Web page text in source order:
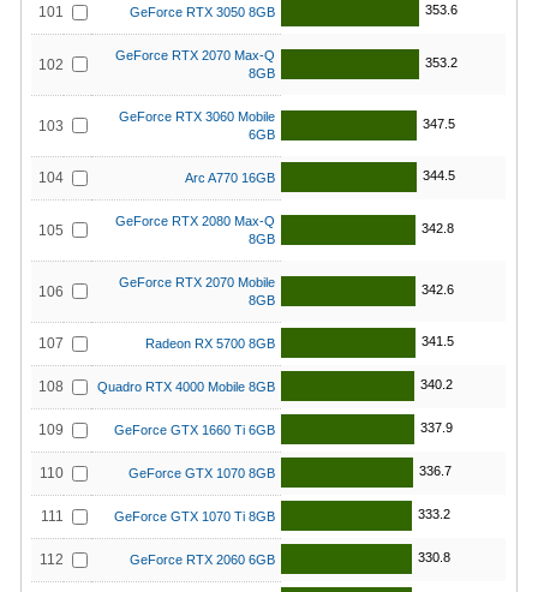
101 GeForce RTX 3050 8GB 353.6
102
GeForce RTX 2070 Max-Q
8GB
353.2
103
GeForce RTX 3060 Mobile
6GB
347.5
104 Arc A770 16GB 344.5
105
GeForce RTX 2080 Max-Q
8GB
342.8
106
GeForce RTX 2070 Mobile
8GB
342.6
107 Radeon RX 5700 8GB 341.5
108 Quadro RTX 4000 Mobile 8GB 340.2
109 GeForce GTX 1660 Ti 6GB 337.9
110 GeForce GTX 1070 8GB 336.7
111 GeForce GTX 1070 Ti 8GB 333.2
112 GeForce RTX 2060 6GB 330.8